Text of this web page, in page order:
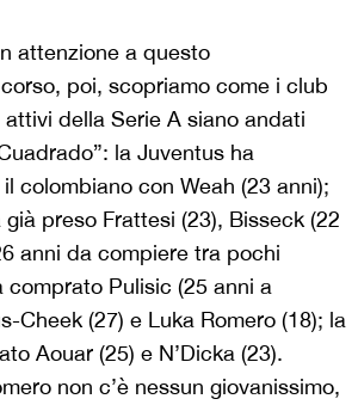
attenzione a questo
poi, scopriamo come i club
della Serie A siano andati
la Juventus ha
colombiano con Weah (23 anni);
preso Frattesi (23), Bisseck (22
anni da compiere tra pochi
comprato Pulisic (25 anni a
Cheek (27) e Luka Romero (18); la
Aouar (25) e N’Dicka (23).
non c’è nessun giovanissimo,